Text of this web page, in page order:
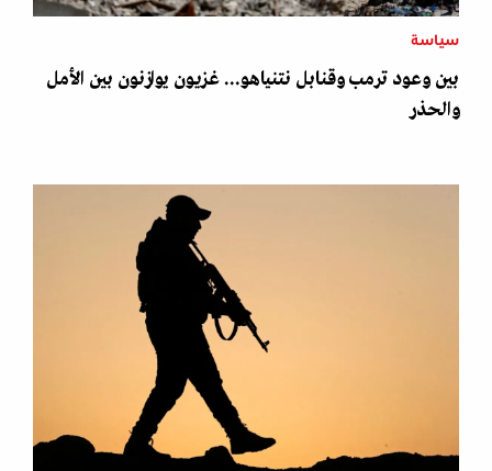
سياسة
بين وعود ترمب وقنابل نتنياهو... غزيون يوازنون بين الأمل
والحذر